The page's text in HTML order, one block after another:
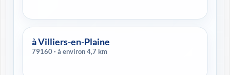
à Villiers-en-Plaine
79160 · à environ 4,7 km